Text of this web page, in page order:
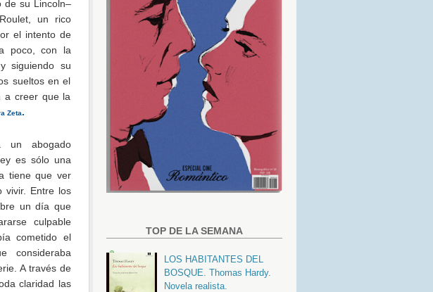
de su Lincoln–
un rico
el intento de
poco, con la
siguiendo su
sueltos en el
a creer que la
Zeta.
un abogado
es sólo una
tiene que ver
vivir. Entre los
un día que
culpable
cometido el
consideraba
A través de
claridad las
TOP DE LA SEMANA
LOS HABITANTES DEL
BOSQUE. Thomas Hardy.
Novela realista.